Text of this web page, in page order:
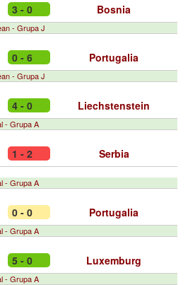
3 - 0 Bosnia
- Grupa J
0 - 6 Portugalia
- Grupa J
4 - 0 Liechstenstein
- Grupa A
1 - 2 Serbia
- Grupa A
0 - 0 Portugalia
- Grupa A
5 - 0 Luxemburg
- Grupa A